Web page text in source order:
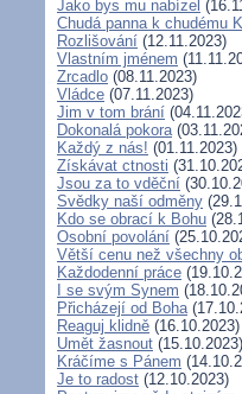
Jako bys mu nabízel
Chudá panna k chudému
Rozlišování (12.11.2023)
Vlastním jménem
Zrcadlo (08.11.2023)
Vládce (07.11.2023)
Jim v tom brání
Dokonalá pokora
Každý z nás! (01.11.2023)
Získávat ctnosti
Jsou za to vděční
Svědky naší odměny
Kdo se obrací k Bohu
Osobní povolání
Větší cenu než všechny
Každodenní práce
I se svým Synem
Přicházejí od Boha
Reaguj klidně (16.10.2023)
Umět žasnout (15.10.2023)
Kráčíme s Pánem
Je to radost (12.10.2023)